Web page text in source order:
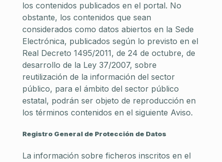
los contenidos publicados en el portal. No
obstante, los contenidos que sean
considerados como datos abiertos en la Sede
Electrónica, publicados según lo previsto en el
Real Decreto 1495/2011, de 24 de octubre, de
desarrollo de la Ley 37/2007, sobre
reutilización de la información del sector
público, para el ámbito del sector público
estatal, podrán ser objeto de reproducción en
los términos contenidos en el siguiente Aviso.
Registro General de Protección de Datos
La información sobre ficheros inscritos en el